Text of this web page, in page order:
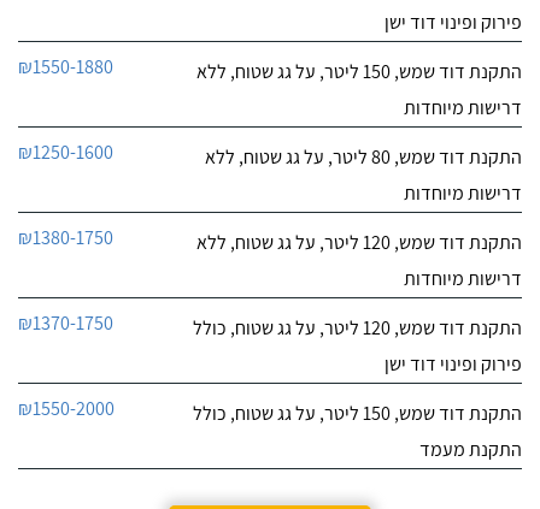
פירוק ופינוי דוד ישן
התקנת דוד שמש, 150 ליטר, על גג שטוח, ללא
דרישות מיוחדות
₪1550-1880
התקנת דוד שמש, 80 ליטר, על גג שטוח, ללא
דרישות מיוחדות
₪1250-1600
התקנת דוד שמש, 120 ליטר, על גג שטוח, ללא
דרישות מיוחדות
₪1380-1750
התקנת דוד שמש, 120 ליטר, על גג שטוח, כולל
פירוק ופינוי דוד ישן
₪1370-1750
התקנת דוד שמש, 150 ליטר, על גג שטוח, כולל
התקנת מעמד
₪1550-2000